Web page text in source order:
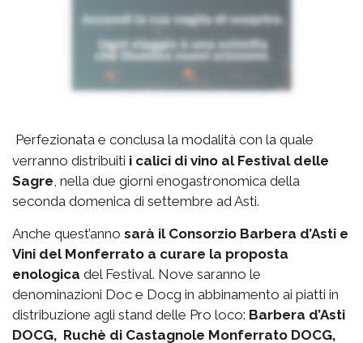
Perfezionata e conclusa la modalità con la quale
verranno distribuiti i calici di vino al Festival delle
Sagre , nella due giorni enogastronomica della
seconda domenica di settembre ad Asti.
Anche quest’anno sarà il Consorzio Barbera d’Asti e
Vini del Monferrato a curare la proposta
enologica del Festival. Nove saranno le
denominazioni Doc e Docg in abbinamento ai piatti in
distribuzione agli stand delle Pro loco: Barbera d’Asti
DOCG, Ruchè di Castagnole Monferrato DOCG,